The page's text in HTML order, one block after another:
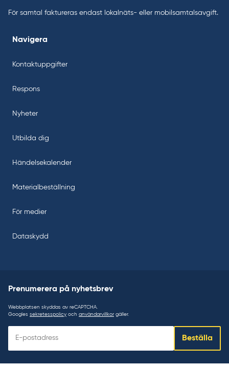
För samtal faktureras endast lokalnäts- eller mobilsamtalsavgift.
Navigera
Kontaktuppgifter
Respons
Nyheter
Utbilda dig
Händelsekalender
Materialbeställning
För medier
Dataskydd
Prenumerera på nyhetsbrev
Webbplatsen skyddas av reCAPTCHA.
Googles sekretesspolicy och användarvillkor gäller.
Beställa